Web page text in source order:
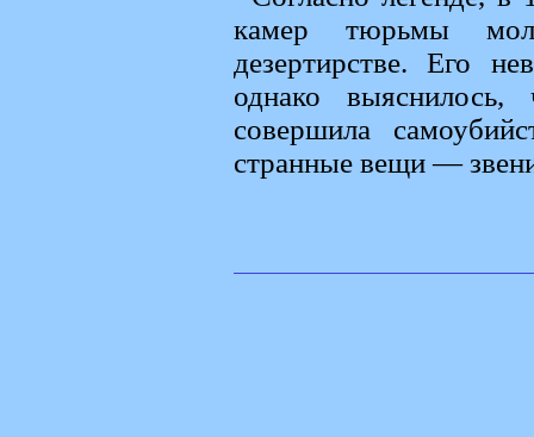
камер тюрьмы
дезертирстве. Его
однако
совершила
странные вещи —